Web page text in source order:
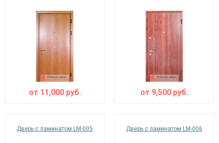
от 11,000руб. от 9,500 руб.
Дверь с ламинатом LM-005 Дверь с ламинатом LM-006